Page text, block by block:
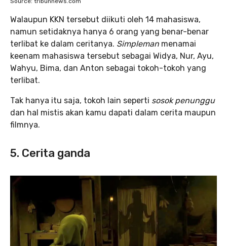
Walaupun KKN tersebut diikuti oleh 14 mahasiswa,
namun setidaknya hanya 6 orang yang benar-benar
terlibat ke dalam ceritanya. Simpleman menamai
keenam mahasiswa tersebut sebagai Widya, Nur, Ayu,
Wahyu, Bima, dan Anton sebagai tokoh-tokoh yang
terlibat.
Tak hanya itu saja, tokoh lain seperti sosok penunggu
dan hal mistis akan kamu dapati dalam cerita maupun
filmnya.
5. Cerita ganda